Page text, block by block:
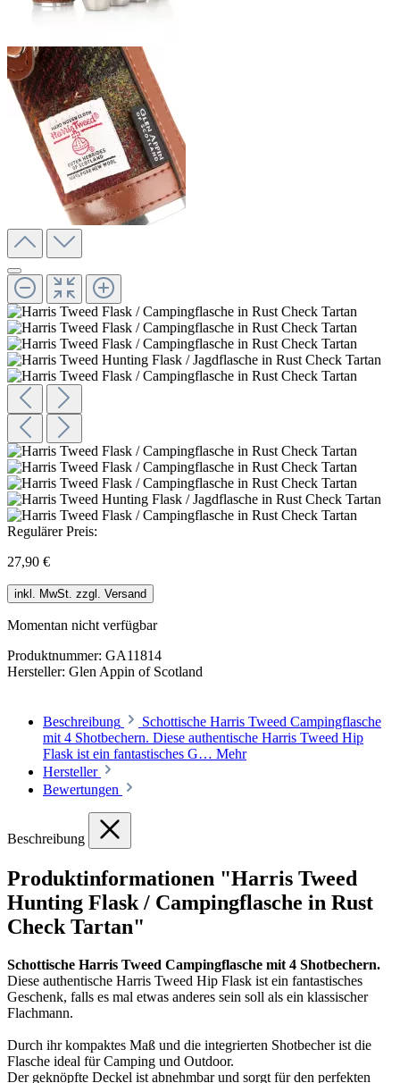
Regulärer Preis:
27,90 €
inkl. MwSt. zzgl. Versand
Momentan nicht verfügbar
Produktnummer: GA11814
Hersteller: Glen Appin of Scotland
Beschreibung
Schottische Harris Tweed Campingflasche
mit 4 Shotbechern. Diese authentische Harris Tweed Hip
Flask ist ein fantastisches G… Mehr
Hersteller
Bewertungen
Beschreibung
Produktinformationen "Harris Tweed
Hunting Flask / Campingflasche in Rust
Check Tartan"
Schottische Harris Tweed Campingflasche mit 4 Shotbechern.
Diese authentische Harris Tweed Hip Flask ist ein fantastisches
Geschenk, falls es mal etwas anderes sein soll als ein klassischer
Flachmann.
Durch ihr kompaktes Maß und die integrierten Shotbecher ist die
Flasche ideal für Camping und Outdoor.
Der geknöpfte Deckel ist abnehmbar und sorgt für den perfekten